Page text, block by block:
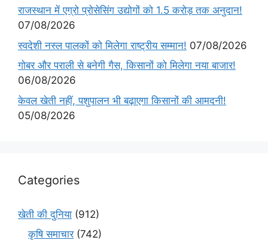
राजस्थान में एग्रो प्रोसेसिंग उद्योगों को 1.5 करोड़ तक अनुदान!
07/08/2026
स्वदेशी नस्ल पालकों को मिलेगा राष्ट्रीय सम्मान! 07/08/2026
गोबर और पराली से बनेगी गैस, किसानों को मिलेगा नया बाजार!
06/08/2026
केवल खेती नहीं, पशुपालन भी बढ़ाएगा किसानों की आमदनी!
05/08/2026
Categories
खेती की दुनिया (912)
कृषि समाचार(742)